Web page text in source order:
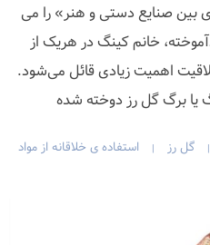
بین صنایع دستی و هنر» را می
خانم کینگ در هریک از
اهمیت زیادی قائل می‌شود.
یا برگ گل رز دوخته شده
| گل رز | استفاده ی خلاقانه از مواد